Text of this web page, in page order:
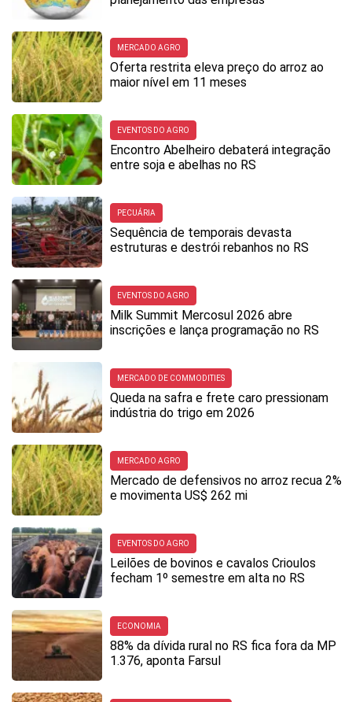
MERCADO AGRO
Oferta restrita eleva preço do arroz ao
maior nível em 11 meses
EVENTOS DO AGRO
Encontro Abelheiro debaterá integração
entre soja e abelhas no RS
PECUÁRIA
Sequência de temporais devasta
estruturas e destrói rebanhos no RS
EVENTOS DO AGRO
Milk Summit Mercosul 2026 abre
inscrições e lança programação no RS
MERCADO DE COMMODITIES
Queda na safra e frete caro pressionam
indústria do trigo em 2026
MERCADO AGRO
Mercado de defensivos no arroz recua 2%
e movimenta US$ 262 mi
EVENTOS DO AGRO
Leilões de bovinos e cavalos Crioulos
fecham 1º semestre em alta no RS
ECONOMIA
88% da dívida rural no RS fica fora da MP
1.376, aponta Farsul